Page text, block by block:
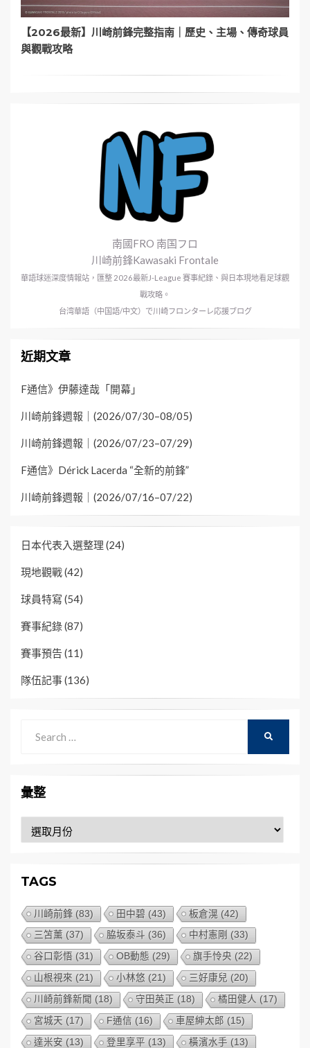
【2026最新】川崎前鋒完整指南｜歷史、主場、傳奇球員
與觀戰攻略
南國FRO 南国フロ
川崎前鋒Kawasaki Frontale
華語球迷深度情報站，匯整 2026最新J-League 賽事紀錄、與日本現地看足球觀
戰攻略。
台湾華語（中国語/中文）で川崎フロンターレ応援ブログ
近期文章
F通信》伊藤達哉「開幕」
川崎前鋒週報｜(2026/07/30–08/05)
川崎前鋒週報｜(2026/07/23–07/29)
F通信》Dérick Lacerda “全新的前鋒”
川崎前鋒週報｜(2026/07/16–07/22)
日本代表入選整理 (24)
現地觀戰(42)
球員特寫 (54)
賽事紀錄(87)
賽事預告(11)
隊伍記事(136)
for:
彙整
整
TAGS
川崎前鋒 (83) 田中碧 (43) 板倉滉 (42)
三笘薰 (37) 脇坂泰斗 (36) 中村憲剛 (33)
谷口彰悟 (31) OB動態 (29) 旗手怜央 (22)
山根視來 (21) 小林悠 (21) 三好康兒 (20)
川崎前鋒新聞 (18) 守田英正 (18) 橘田健人 (17)
宮城天 (17) F通信 (16) 車屋紳太郎 (15)
達米安 (13) 登里享平 (13) 橫濱水手 (13)